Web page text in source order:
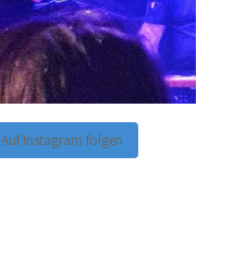
Auf Instagram folgen